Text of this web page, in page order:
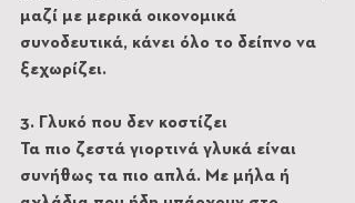
μαζί με μερικά οικονομικά
συνοδευτικά, κάνει όλο το δείπνο να
ξεχωρίζει.
3. Γλυκό που δεν κοστίζει
Τα πιο ζεστά γιορτινά γλυκά είναι
συνήθως τα πιο απλά. Με μήλα ή